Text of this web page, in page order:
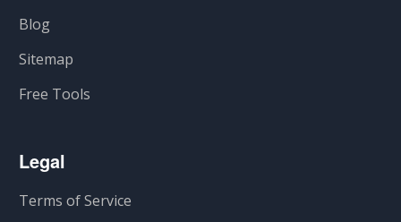
Blog
Sitemap
Free Tools
Legal
Terms of Service